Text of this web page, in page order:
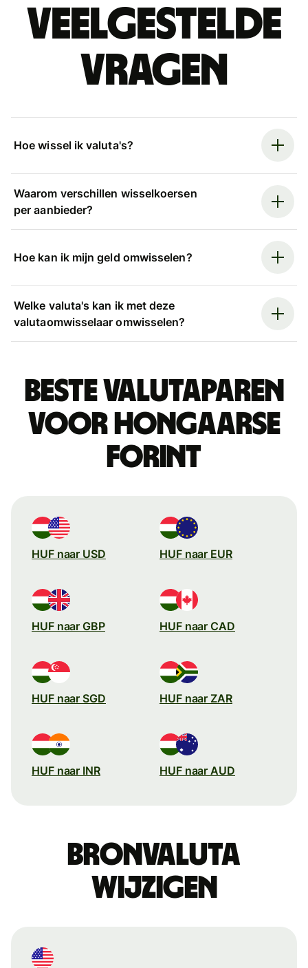
Veelgestelde
vragen
Hoe wissel ik valuta's?
Waarom verschillen wisselkoersen
per aanbieder?
Hoe kan ik mijn geld omwisselen?
Welke valuta's kan ik met deze
valutaomwisselaar omwisselen?
Beste valutaparen
voor Hongaarse
forint
HUF naar USD HUF naar EUR
HUF naar GBP HUF naar CAD
HUF naar SGD HUF naar ZAR
HUF naar INR HUF naar AUD
Bronvaluta
wijzigen